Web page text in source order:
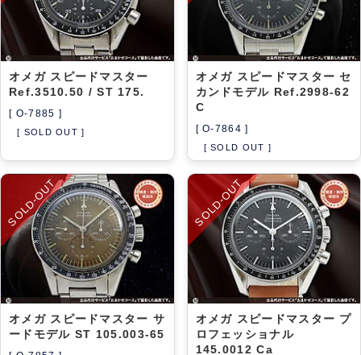
オメガ スピードマスター
Ref.3510.50 / ST 175.
[ O-7885 ]
[ SOLD OUT ]
オメガ スピードマスター セ
カンドモデル Ref.2998-62
C
[ O-7864 ]
[ SOLD OUT ]
SOLD-OUT
オメガ スピードマスター サ
ードモデル ST 105.003-65
SOLD-OUT
オメガ スピードマスター プ
ロフェッショナル
145.0012 Ca